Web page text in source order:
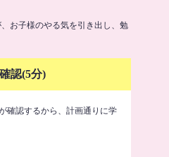
お子様のやる気を引き出し、勉
認(5分)
確認するから、計画通りに学